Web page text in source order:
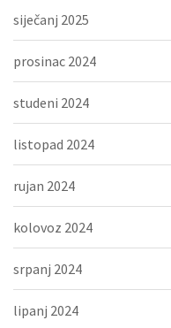
siječanj 2025
prosinac 2024
studeni 2024
listopad 2024
rujan 2024
kolovoz 2024
srpanj 2024
lipanj 2024